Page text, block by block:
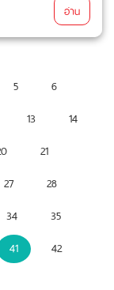
อ่าน
5
6
13
14
21
27
28
34
35
41
42